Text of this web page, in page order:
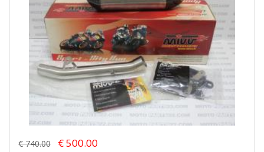
€ 740.00 € 500.00